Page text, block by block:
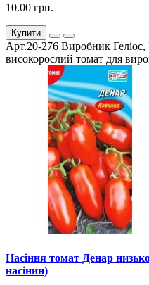
10.00 грн.
Купити
Арт.20-276 Виробник Геліос,
високорослий томат для
Насіння томат Денар
насінин)